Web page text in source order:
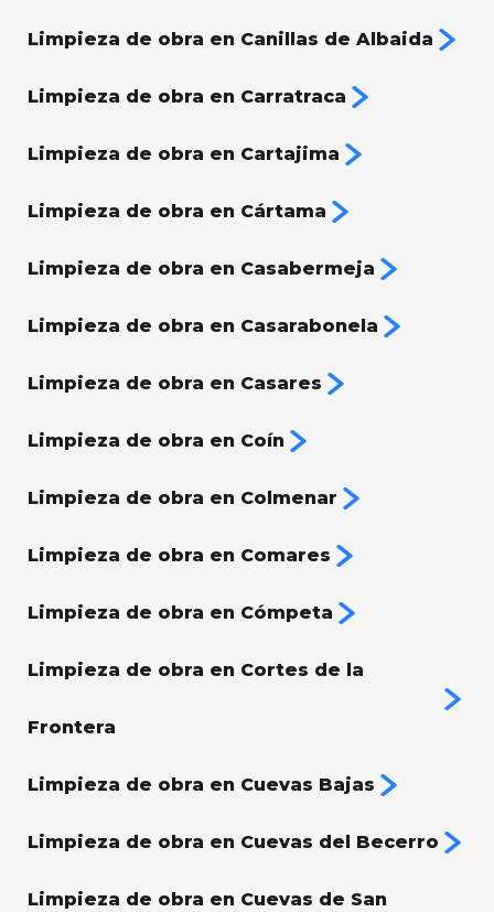
Limpieza de obra en Canillas de Albaida
Limpieza de obra en Carratraca
Limpieza de obra en Cartajima
Limpieza de obra en Cártama
Limpieza de obra en Casabermeja
Limpieza de obra en Casarabonela
Limpieza de obra en Casares
Limpieza de obra en Coín
Limpieza de obra en Colmenar
Limpieza de obra en Comares
Limpieza de obra en Cómpeta
Limpieza de obra en Cortes de la
Frontera
Limpieza de obra en Cuevas Bajas
Limpieza de obra en Cuevas del Becerro
Limpieza de obra en Cuevas de San